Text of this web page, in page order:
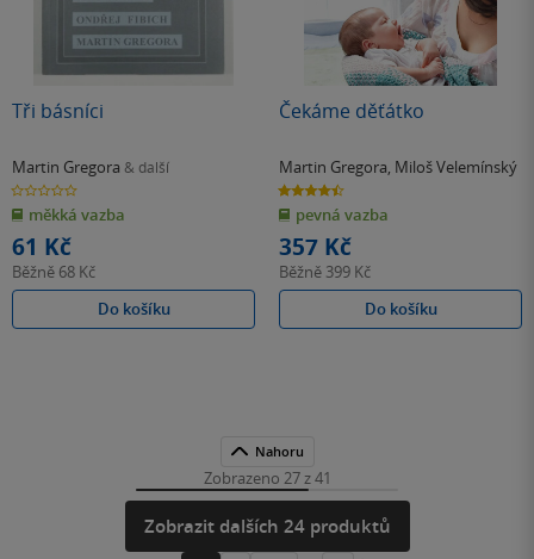
Tři básníci
Martin Gregora & další
0.0
z
5
hvězdiček
měkká vazba
61 Kč
Běžně 68 Kč
Do košíku
Čekáme děťátko
Martin Gregora, Miloš Velemínský
4.5
z
5
hvězdiček
pevná vazba
357 Kč
Běžně 399 Kč
Do košíku
Nahoru
Zobrazeno 27 z 41
Zobrazit dalších 24 produktů